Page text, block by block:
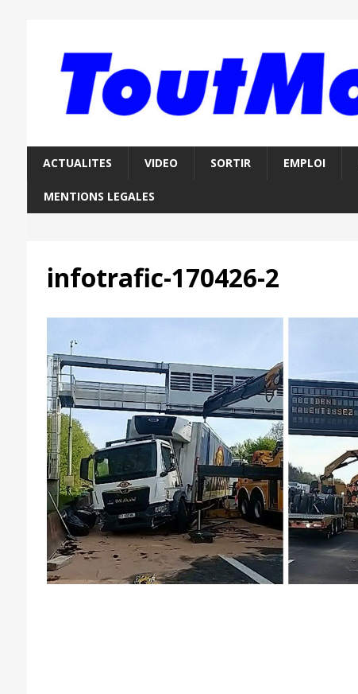
ACTUALITES VIDEO SORTIR EMPLOI
MENTIONS LEGALES
infotrafic-170426-2